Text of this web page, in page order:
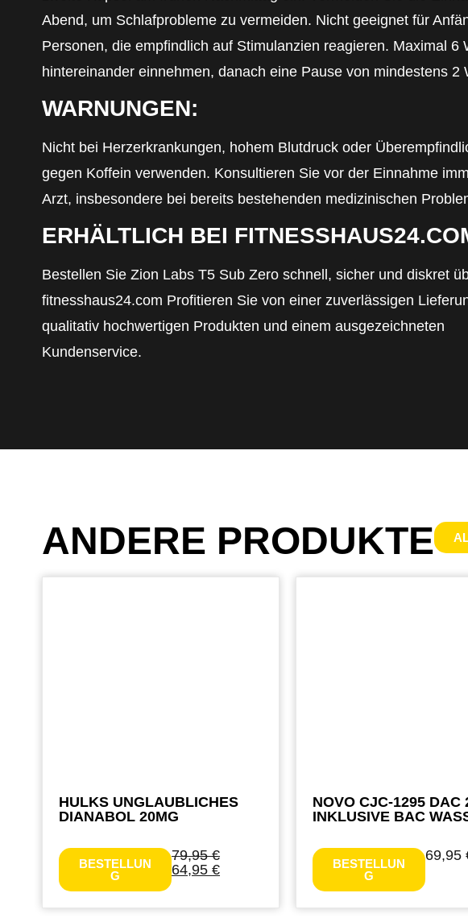
Abend, um Schlafprobleme zu vermeiden. Nicht geeignet für
Personen, die empfindlich auf Stimulanzien reagieren. Maximal 6
hintereinander einnehmen, danach eine Pause von mindestens 2
WARNUNGEN:
Nicht bei Herzerkrankungen, hohem Blutdruck oder
gegen Koffein verwenden. Konsultieren Sie vor der Einnahme
Arzt, insbesondere bei bereits bestehenden medizinischen
ERHÄLTLICH BEI
Bestellen Sie Zion Labs T5 Sub Zero schnell, sicher und diskret
fitnesshaus24.com Profitieren Sie von einer zuverlässigen
qualitativ hochwertigen Produkten und einem ausgezeichneten
Kundenservice.
ANDERE PRODUKTE
HULKS UNGLAUBLICHES
DIANABOL 20MG
BESTELLUN
G
79,95€
64,95€
NOVO CJC-1295 DAC
INKLUSIVE BAC
BESTELLUN
G
69,95